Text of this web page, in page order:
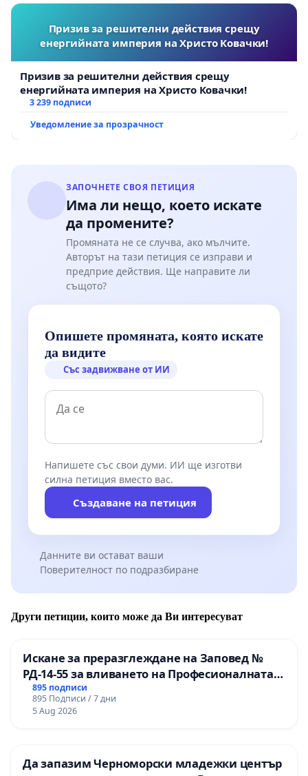
Призив за решителни действия срещу
енергийната империя на Христо Ковачки!
Призив за решителни действия срещу
енергийната империя на Христо Ковачки!
3 239 подписи
Уведомление за прозрачност
ЗАПОЧНЕТЕ СВОЯ ПЕТИЦИЯ
Има ли нещо, което искате
да промените?
Промяната не се случва, ако мълчите.
Авторът на тази петиция се изправи и
предприе действия. Ще направите ли
същото?
Опишете промяната, която искате
да видите
Със задвижване от ИИ
Напишете със свои думи. ИИ ще изготви
силна петиция вместо вас.
Създаване на петиция
Данните ви остават ваши
Поверителност по подразбиране
Други петиции, които може да Ви интересуват
Искане за преразглеждане на Заповед №
РД-14-55 за вливането на Професионалната
гимназия по промишлени технологии в
Професионалната гимназия по икономика и
мениджмънт – гр. Пазарджик
895 подписи
895 Подписи / 7 дни
5 Aug 2026
Да запазим Черноморски младежки център